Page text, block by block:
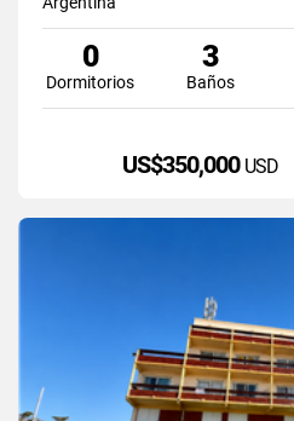
0
Dormitorios
3
Baños
US$350,000 USD